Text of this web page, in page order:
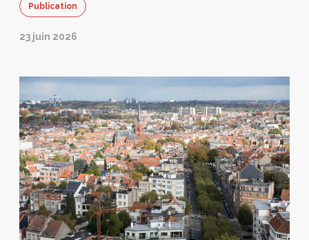
Publication
23 juin 2026